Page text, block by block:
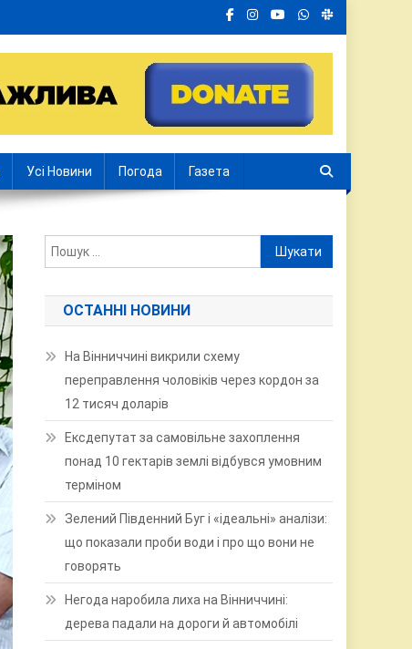
Усі Новини Погода Газета
Пошук:
ОСТАННІ НОВИНИ
На Вінниччині викрили схему
переправлення чоловіків через кордон за
12 тисяч доларів
Ексдепутат за самовільне захоплення
понад 10 гектарів землі відбувся умовним
терміном
Зелений Південний Буг і «ідеальні» аналізи:
що показали проби води і про що вони не
говорять
Негода наробила лиха на Вінниччині:
дерева падали на дороги й автомобілі